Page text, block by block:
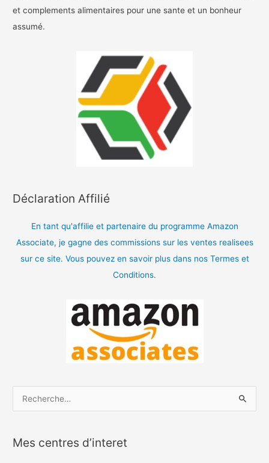
et complements alimentaires pour une sante et un bonheur
assumé.
Déclaration Affilié
En tant qu'affilie et partenaire du programme Amazon
Associate, je gagne des commissions sur les ventes realisees
sur ce site. Vous pouvez en savoir plus dans nos Termes et
Conditions.
h
Mes centres d’interet